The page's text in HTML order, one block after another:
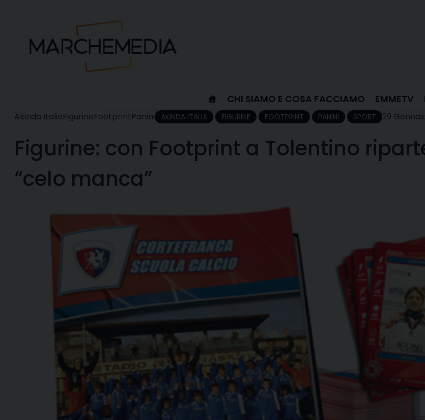
CHI SIAMO E COSA FACCIAMO EMMETV
Akinda ItaliaFigurineFootprintPanini AKINDA ITALIA FIGURINE FOOTPRINT PANINI SPORT 29
Figurine: con Footprint a Tolentino
“celo manca”